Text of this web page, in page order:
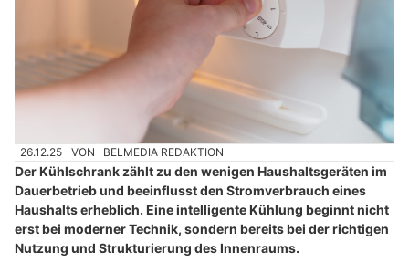
26.12.25 VON BELMEDIA REDAKTION
Der Kühlschrank zählt zu den wenigen Haushaltsgeräten im
Dauerbetrieb und beeinflusst den Stromverbrauch eines
Haushalts erheblich. Eine intelligente Kühlung beginnt nicht
erst bei moderner Technik, sondern bereits bei der richtigen
Nutzung und Strukturierung des Innenraums.